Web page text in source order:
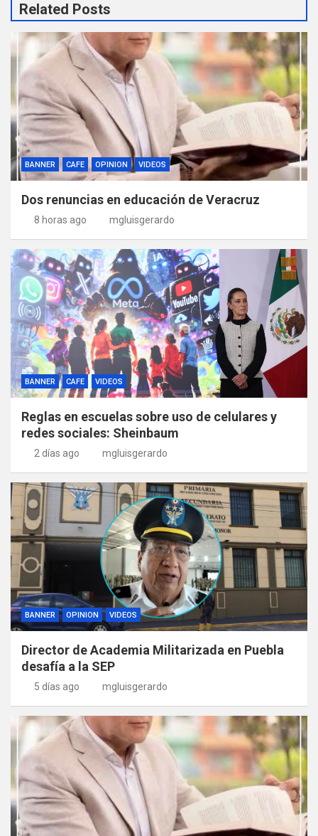
Related Posts
BANNER CAFE OPINION VIDEOS
Dos renuncias en educación de Veracruz
8 horas ago mgluisgerardo
BANNER CAFE VIDEOS
Reglas en escuelas sobre uso de celulares y
redes sociales: Sheinbaum
2 días ago mgluisgerardo
BANNER OPINION VIDEOS
Director de Academia Militarizada en Puebla
desafía a la SEP
5 días ago mgluisgerardo